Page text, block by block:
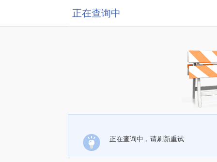
正在查询中
正在查询中，请刷新重试